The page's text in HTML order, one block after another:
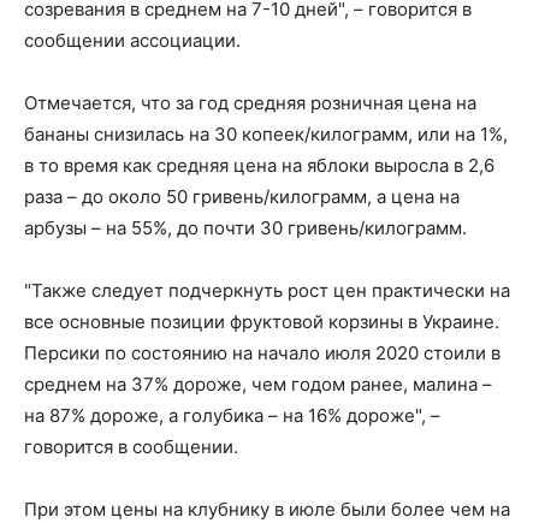
созревания в среднем на 7-10 дней", – говорится в
сообщении ассоциации.
Отмечается, что за год средняя розничная цена на
бананы снизилась на 30 копеек/килограмм, или на 1%,
в то время как средняя цена на яблоки выросла в 2,6
раза – до около 50 гривень/килограмм, а цена на
арбузы – на 55%, до почти 30 гривень/килограмм.
"Также следует подчеркнуть рост цен практически на
все основные позиции фруктовой корзины в Украине.
Персики по состоянию на начало июля 2020 стоили в
среднем на 37% дороже, чем годом ранее, малина –
на 87% дороже, а голубика – на 16% дороже", –
говорится в сообщении.
При этом цены на клубнику в июле были более чем на